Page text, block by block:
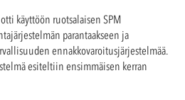
käyttöön ruotsalaisen SPM
parantaakseen ja
ennakkovaroitusjärjestelmää.
esiteltiin ensimmäisen kerran